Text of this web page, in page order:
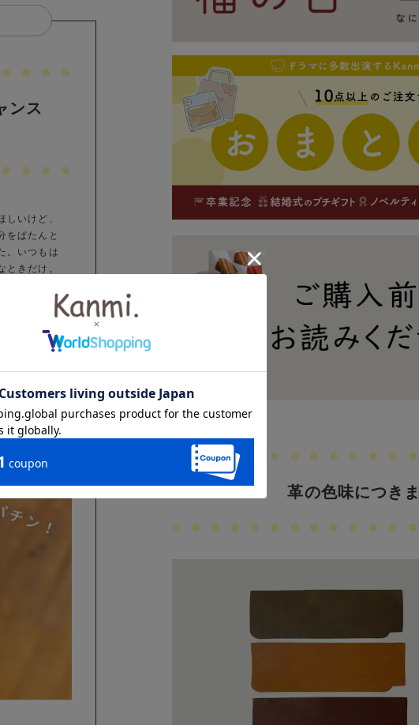
ンス
いけど、
をぱたんと
。いつもは
きだけ。
革の色味につき